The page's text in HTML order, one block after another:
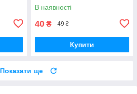
В наявності
40 ₴ 49 ₴
Купити
Показати ще